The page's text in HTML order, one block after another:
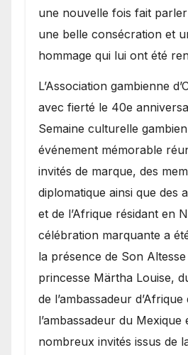
une nouvelle fois fait
une belle consécration et
hommage qui lui ont été
​L’Association gambienne
avec fierté le 40e
Semaine culturelle
événement mémorable
invités de marque, des
diplomatique ainsi que des
et de l’Afrique résidant en
célébration marquante a
la présence de Son
princesse Märtha Louise,
de l’ambassadeur
l’ambassadeur du
nombreux invités issus de